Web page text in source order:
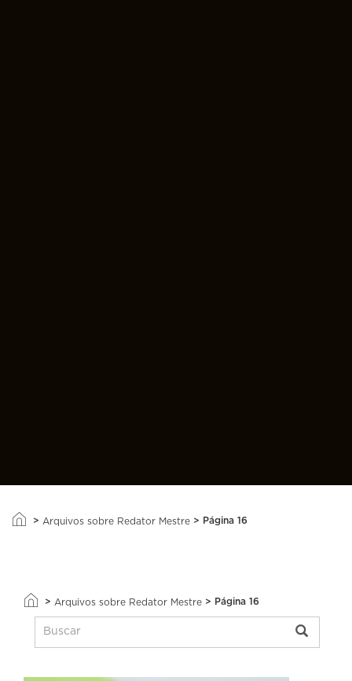
> Arquivos sobre Redator Mestre > Página 16
> Arquivos sobre Redator Mestre > Página 16